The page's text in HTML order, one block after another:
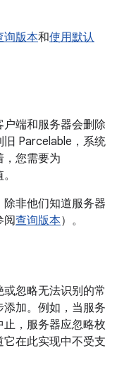
询版本和使用默认
端和服务器会删除
Parcelable，系统
，您需要为
非他们知道服务器
阅查询版本）。
忽略无法识别的常
加。例如，当服务
，服务器应忽略枚
在此实现中不受支